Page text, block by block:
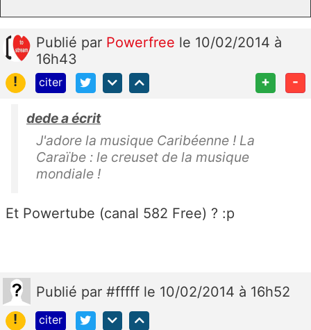
Publié par Powerfree le 10/02/2014 à
16h43
!
citer + -
dede a écrit
J'adore la musique Caribéenne ! La
Caraïbe : le creuset de la musique
mondiale !
Et Powertube (canal 582 Free) ? :p
Publié par #fffff le 10/02/2014 à 16h52
!
citer